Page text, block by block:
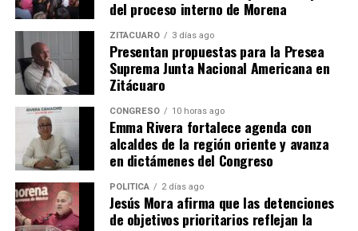
Relacionado
Diputada Emma Rivera
Promueve Iniciativa para
Financiar Áreas Naturales
Protegidas en Michoacán
Congreso busca reducir
accidentes en carreteras con
iniciativa de Emma Rivera
Camacho
del proceso interno de Morena
ZITÁCUARO 3 días ago
Presentan propuestas para la Presea
Suprema Junta Nacional Americana en
Zitácuaro
CONGRESO 10 horas ago
Emma Rivera fortalece agenda con
alcaldes de la región oriente y avanza
en dictámenes del Congreso
POLÍTICA 2 días ago
Jesús Mora afirma que las detenciones
de objetivos prioritarios reflejan la